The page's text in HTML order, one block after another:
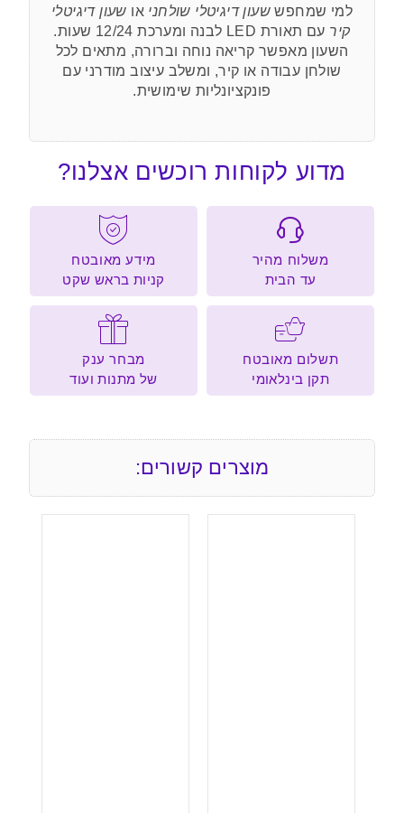
למי שמחפש שעון דיגיטלי שולחני או שעון דיגיטלי
קיר
עם תאורת LED לבנה ומערכת 12/24 שעות.
השעון מאפשר קריאה נוחה וברורה, מתאים לכל
שולחן עבודה או קיר, ומשלב עיצוב מודרני עם
פונקציונליות שימושית.
מדוע לקוחות רוכשים אצלנו?
משלוח מהיר
עד הבית
מידע מאובטח
קניות בראש שקט
תשלום מאובטח
תקן בינלאומי
מבחר ענק
של מתנות ועוד
מוצרים קשורים: